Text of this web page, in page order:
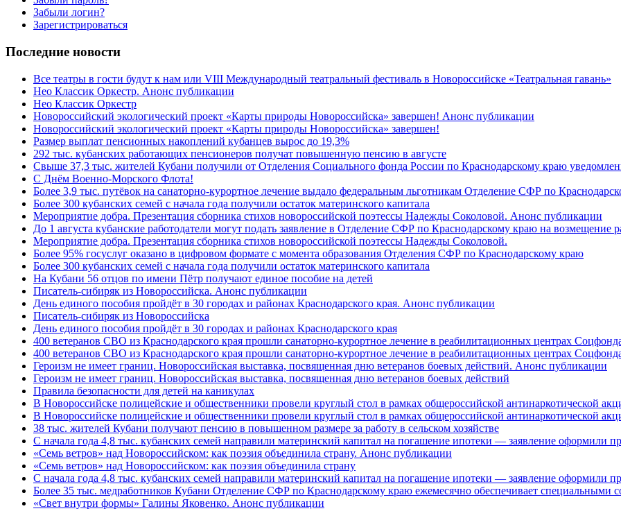
Забыли логин?
Зарегистрироваться
Последние новости
Все театры в гости будут к нам или VIII Международный театральный фестиваль в Новороссийске «Театральная гавань»
Нео Классик Оркестр. Анонс публикации
Нео Классик Оркестр
Новороссийский экологический проект «Карты природы Новороссийска» завершен! Анонс публикации
Новороссийский экологический проект «Карты природы Новороссийска» завершен!
Размер выплат пенсионных накоплений кубанцев вырос до 19,3%
292 тыс. кубанских работающих пенсионеров получат повышенную пенсию в августе
Свыше 37,3 тыс. жителей Кубани получили от Отделения Социального фонда России по Краснодарскому краю
C Днём Военно-Морского Флота!
Более 3,9 тыс. путёвок на санаторно-курортное лечение выдало федеральным льготникам Отделение СФР по
Более 300 кубанских семей с начала года получили остаток материнского капитала
Мероприятие добра. Презентация сборника стихов новороссийской поэтессы Надежды Соколовой. Анонс публикации
До 1 августа кубанские работодатели могут подать заявление в Отделение СФР по Краснодарскому краю на возмещение
Мероприятие добра. Презентация сборника стихов новороссийской поэтессы Надежды Соколовой.
Более 95% госуслуг оказано в цифровом формате с момента образования Отделения СФР по Краснодарскому краю
Более 300 кубанских семей с начала года получили остаток материнского капитала
На Кубани 56 отцов по имени Пётр получают единое пособие на детей
Писатель-сибиряк из Новороссийска. Анонс публикации
День единого пособия пройдёт в 30 городах и районах Краснодарского края. Анонс публикации
Писатель-сибиряк из Новороссийска
День единого пособия пройдёт в 30 городах и районах Краснодарского края
400 ветеранов СВО из Краснодарского края прошли санаторно-курортное лечение в реабилитационных центрах
400 ветеранов СВО из Краснодарского края прошли санаторно-курортное лечение в реабилитационных центрах
Героизм не имеет границ. Новороссийская выставка, посвященная дню ветеранов боевых действий. Анонс публикации
Героизм не имеет границ. Новороссийская выставка, посвященная дню ветеранов боевых действий
Правила безопасности для детей на каникулах
В Новороссийске полицейские и общественники провели круглый стол в рамках общероссийской антинаркотической
В Новороссийске полицейские и общественники провели круглый стол в рамках общероссийской антинаркотической
38 тыс. жителей Кубани получают пенсию в повышенном размере за работу в сельском хозяйстве
С начала года 4,8 тыс. кубанских семей направили материнский капитал на погашение ипотеки — заявление оформили
«Семь ветров» над Новороссийском: как поэзия объединила страну. Анонс публикации
«Семь ветров» над Новороссийском: как поэзия объединила страну
С начала года 4,8 тыс. кубанских семей направили материнский капитал на погашение ипотеки — заявление оформили
Более 35 тыс. медработников Кубани Отделение СФР по Краснодарскому краю ежемесячно обеспечивает специальными
«Свет внутри формы» Галины Яковенко. Анонс публикации